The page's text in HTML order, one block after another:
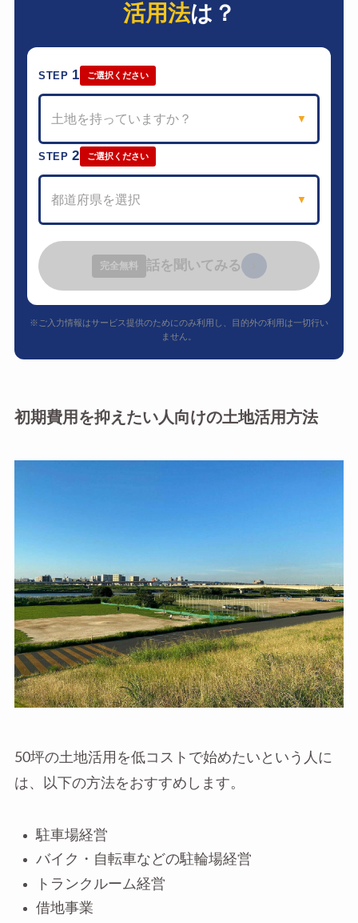
活用法は？
STEP 1 ご選択ください
土地を持っていますか？ ▼
STEP2 ご選択ください
都道府県を選択 ▼
完全無料 話を聞いてみる
※ご入力情報はサービス提供のためにのみ利用し、目的外の利用は一切行い
ません。
初期費用を抑えたい人向けの土地活用方法
50坪の土地活用を低コストで始めたいという人に
は、以下の方法をおすすめします。
駐車場経営
バイク・自転車などの駐輪場経営
トランクルーム経営
借地事業